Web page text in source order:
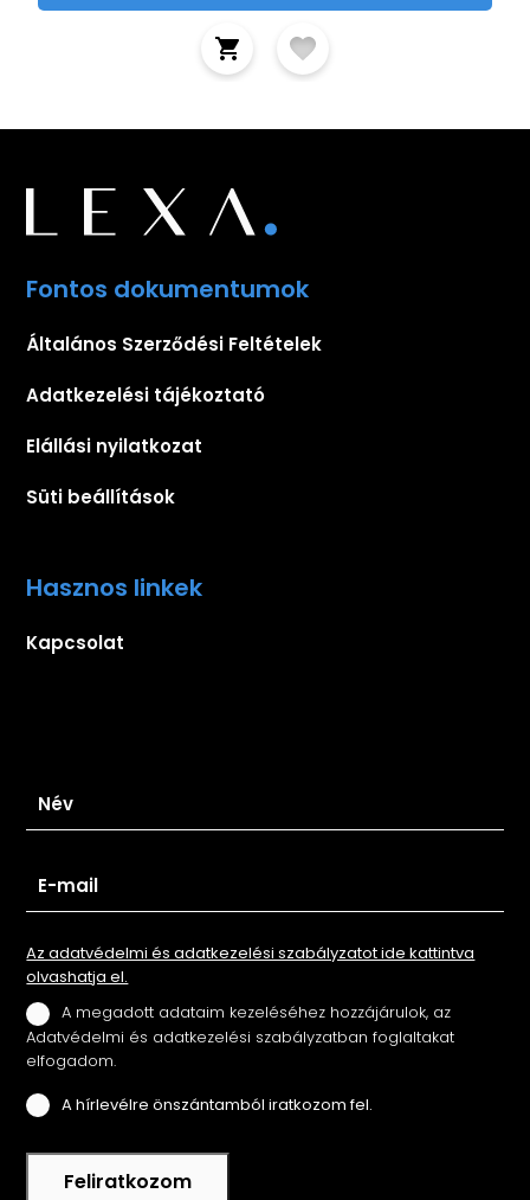
Fontos dokumentumok
Általános Szerződési Feltételek
Adatkezelési tájékoztató
Elállási nyilatkozat
Süti beállítások
Hasznos linkek
Kapcsolat
Az adatvédelmi és adatkezelési szabályzatot ide kattintva
olvashatja el.
A megadott adataim kezeléséhez hozzájárulok, az
Adatvédelmi és adatkezelési szabályzatban foglaltakat
elfogadom.
A hírlevélre önszántamból iratkozom fel.
Feliratkozom